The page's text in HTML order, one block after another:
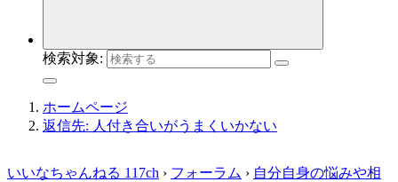
検索対象:
ホームページ
返信先: 人付き合いがうまくいかない
いいなちゃんねる 117ch › フォーラム › 自分自身の悩みや相